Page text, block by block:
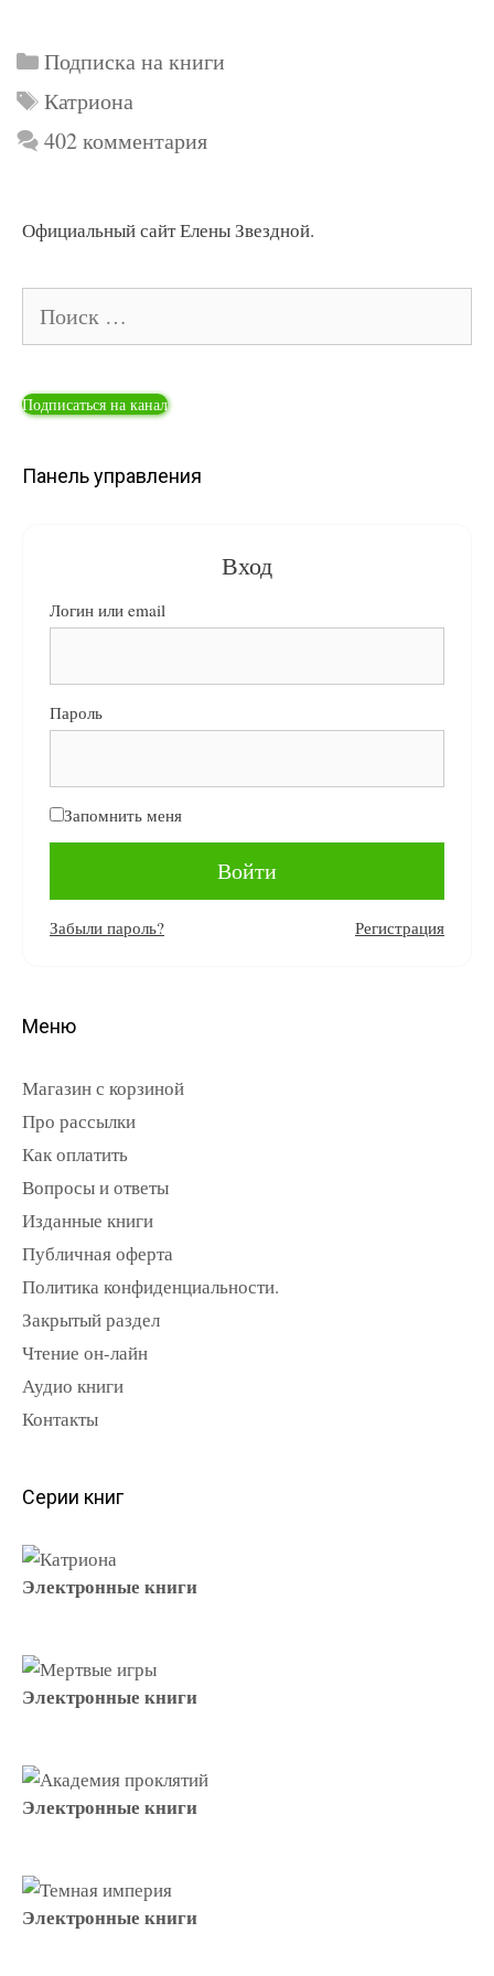
Рубрики
Подписка на книги
Метки
Катриона
402 комментария
Официальный сайт Елены Звездной.
Подписаться на канал
Панель управления
Вход
Логин или email
Пароль
Запомнить меня
Забыли пароль? Регистрация
Меню
Магазин с корзиной
Про рассылки
Как оплатить
Вопросы и ответы
Изданные книги
Публичная оферта
Политика конфиденциальности.
Закрытый раздел
Чтение он-лайн
Аудио книги
Контакты
Серии книг
Электронные книги
Электронные книги
Электронные книги
Электронные книги